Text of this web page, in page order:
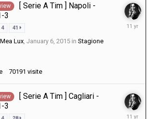
[ Serie A Tim ] Napoli -
3
4 41
Lux January 6, 2015 in Stagione
70191 visite
January
[ Serie A Tim ] Cagliari -
3